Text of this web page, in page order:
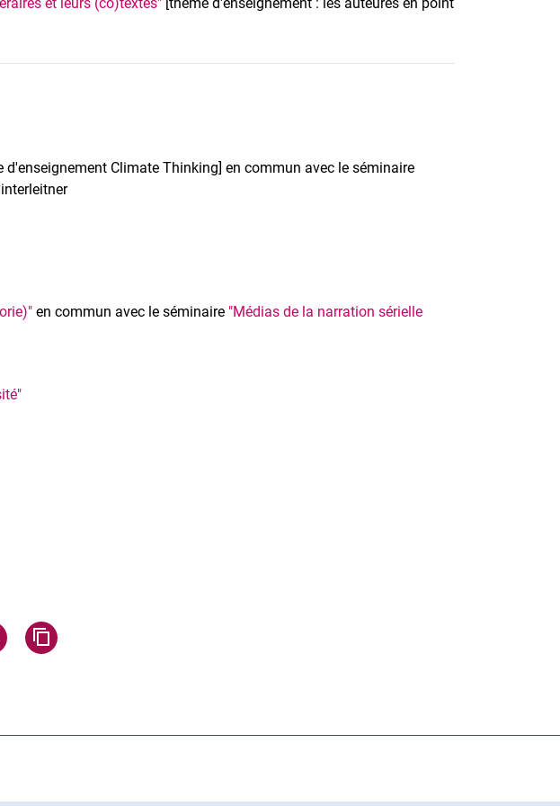
d'enseignement Climate Thinking] en commun avec le séminaire
en commun avec le séminaire "Médias de la narration sérielle
email
page via WhatsApp (external link, opens in a new window)
Share page via Facebook (external link, opens in a new window)